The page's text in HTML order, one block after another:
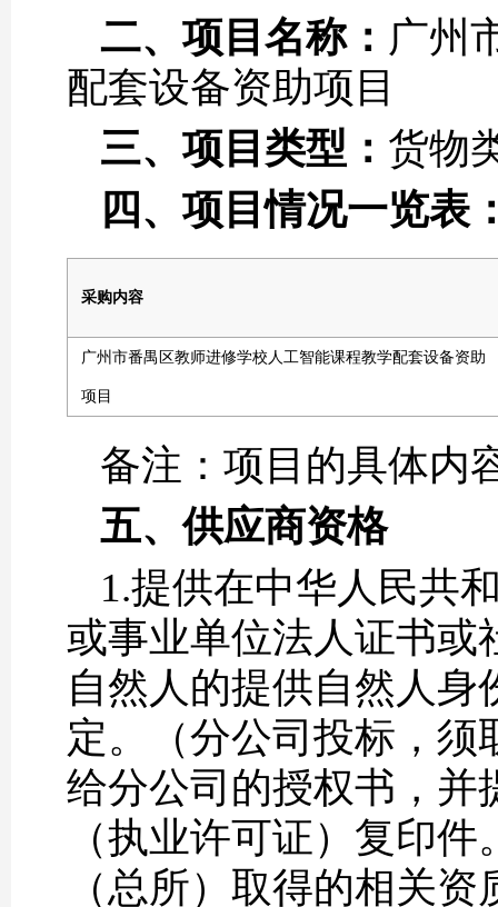
二、 项目名称： 广州
配套设备资助项目
三、 项目类型： 货物
四、 项目情况一览表
采购内容
广州市番禺区教师进修学校人工智能课程教学配套设备资助
项目
备注：项目的具体内
五、供应商资格
1.提供在中华人民共
或事业单位法人证书或
自然人的提供自然人
定。（分公司投标，
给分公司的授权书，并
（执业许可证）复印
（总所）取得的相关